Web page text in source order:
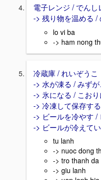
電子レンジ / でんし
-> 残り物を温める /
lo vi ba
-> ham nong
冷蔵庫 / れいぞうこ
-> 水が凍る / みず
-> 氷になる / こお
-> 冷凍して保存す
-> ビールを冷やす /
-> ビールが冷えて
tu lanh
-> nuoc dong
-> tro thanh da
-> giu lanh